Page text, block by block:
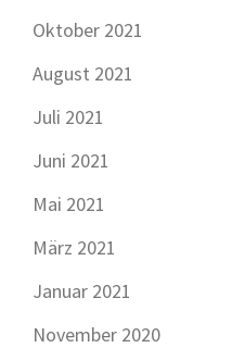
Oktober 2021
August 2021
Juli 2021
Juni 2021
Mai 2021
März 2021
Januar 2021
November 2020